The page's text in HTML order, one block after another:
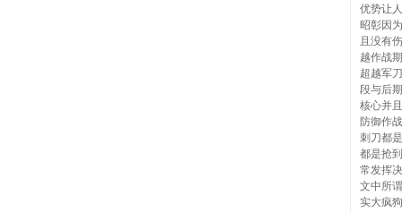
优势让
昭彰因
且没有
越作战
超越军
段与后
核心并
防御作
刺刀都
都是抢
常发挥
文中所
实大疯